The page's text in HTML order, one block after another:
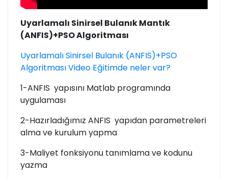
Uyarlamalı Sinirsel Bulanık Mantık
(ANFIS)+PSO Algoritması
Uyarlamalı Sinirsel Bulanık (ANFIS)+PSO
Algoritması Video Eğitimde neler var?
1-ANFIS yapısını Matlab programında
uygulaması
2-Hazırladığımız ANFIS yapıdan parametreleri
alma ve kurulum yapma
3-Maliyet fonksiyonu tanımlama ve kodunu
yazma